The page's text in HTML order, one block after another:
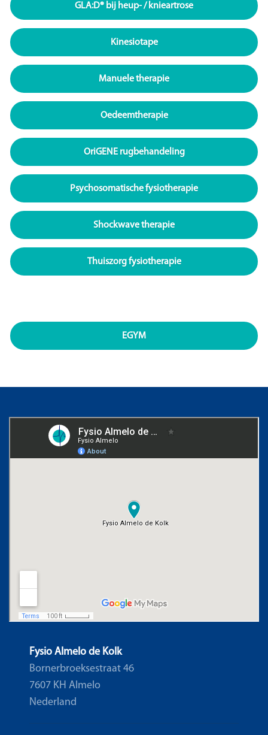
GLA:D® bij heup- / knieartrose
Kinesiotape
Manuele therapie
Oedeemtherapie
OriGENE rugbehandeling
Psychosomatische fysiotherapie
Shockwave therapie
Thuiszorg fysiotherapie
EGYM
Fysio Almelo de Kolk
Bornerbroeksestraat 46
7607 KH Almelo
Nederland